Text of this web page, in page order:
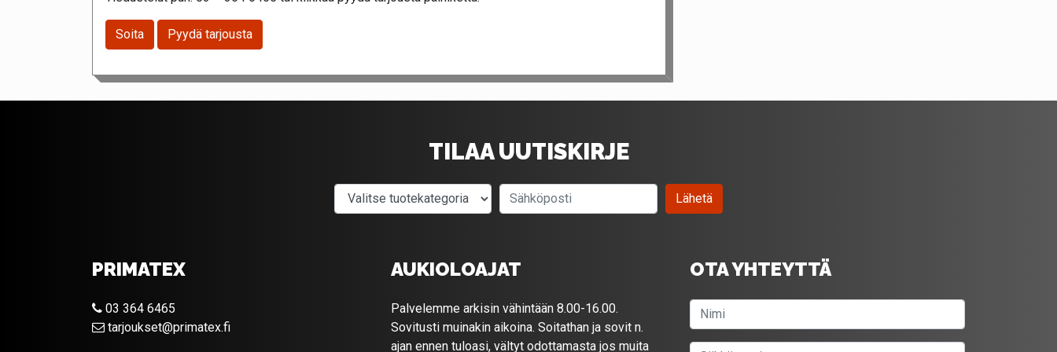
Soita Pyydä tarjousta
TILAA UUTISKIRJE
Valitse tuotekategoria Lähetä
PRIMATEX
03 364 6465
tarjoukset@primatex.fi
AUKIOLOAJAT
Palvelemme arkisin vähintään 8.00-16.00.
Sovitusti muinakin aikoina. Soitathan ja sovit n.
ajan ennen tuloasi, vältyt odottamasta jos muita
OTA YHTEYTTÄ